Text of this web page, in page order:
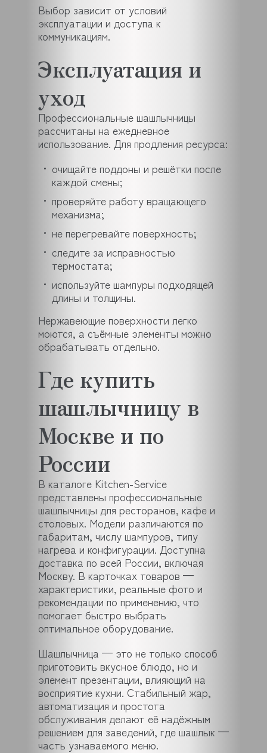
Выбор зависит от условий
эксплуатации и доступа к
коммуникациям.
Эксплуатация и
уход
Профессиональные шашлычницы
рассчитаны на ежедневное
использование. Для продления ресурса:
очищайте поддоны и решётки после
каждой смены;
проверяйте работу вращающего
механизма;
не перегревайте поверхность;
следите за исправностью
термостата;
используйте шампуры подходящей
длины и толщины.
Нержавеющие поверхности легко
моются, а съёмные элементы можно
обрабатывать отдельно.
Где купить
шашлычницу в
Москве и по
России
В каталоге Kitchen-Service
представлены профессиональные
шашлычницы для ресторанов, кафе и
столовых. Модели различаются по
габаритам, числу шампуров, типу
нагрева и конфигурации. Доступна
доставка по всей России, включая
Москву. В карточках товаров —
характеристики, реальные фото и
рекомендации по применению, что
помогает быстро выбрать
оптимальное оборудование.
Шашлычница — это не только способ
приготовить вкусное блюдо, но и
элемент презентации, влияющий на
восприятие кухни. Стабильный жар,
автоматизация и простота
обслуживания делают её надёжным
решением для заведений, где шашлык —
часть узнаваемого меню.